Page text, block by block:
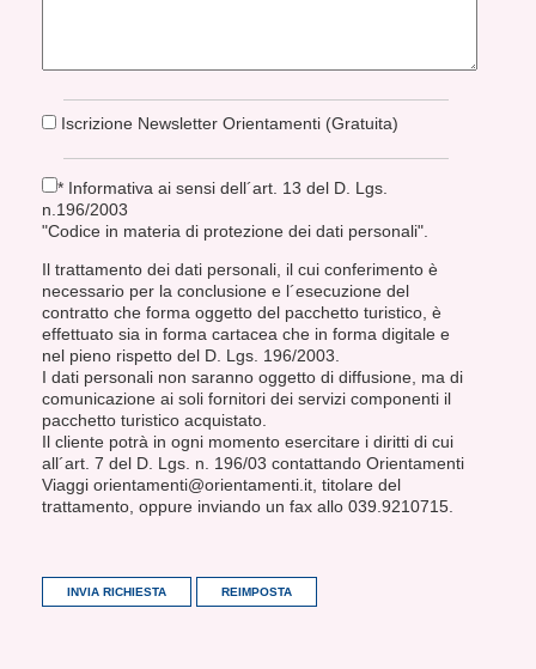
Iscrizione Newsletter Orientamenti (Gratuita)
* Informativa ai sensi dell´art. 13 del D. Lgs.
n.196/2003
"Codice in materia di protezione dei dati personali".
Il trattamento dei dati personali, il cui conferimento è
necessario per la conclusione e l´esecuzione del
contratto che forma oggetto del pacchetto turistico, è
effettuato sia in forma cartacea che in forma digitale e
nel pieno rispetto del D. Lgs. 196/2003.
I dati personali non saranno oggetto di diffusione, ma di
comunicazione ai soli fornitori dei servizi componenti il
pacchetto turistico acquistato.
Il cliente potrà in ogni momento esercitare i diritti di cui
all´art. 7 del D. Lgs. n. 196/03 contattando Orientamenti
Viaggi orientamenti@orientamenti.it, titolare del
trattamento, oppure inviando un fax allo 039.9210715.